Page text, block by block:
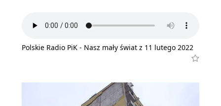
Polskie Radio PiK - Nasz mały świat z 11 lutego 2022